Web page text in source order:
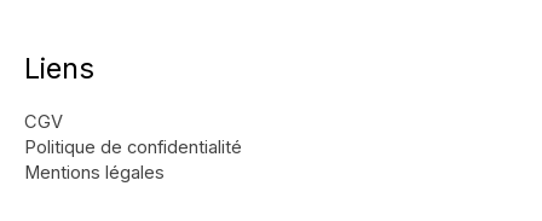
Liens
CGV
Politique de confidentialité
Mentions légales